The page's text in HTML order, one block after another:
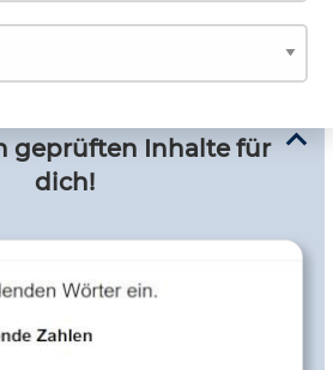
geprüften Inhalte für
dich!